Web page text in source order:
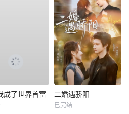
成了世界首富 二婚遇骄阳
已完结